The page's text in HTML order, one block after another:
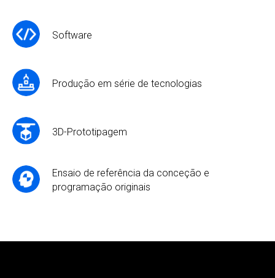
Software
Produção em série de tecnologias
3D-Prototipagem
Ensaio de referência da conceção e
programação originais